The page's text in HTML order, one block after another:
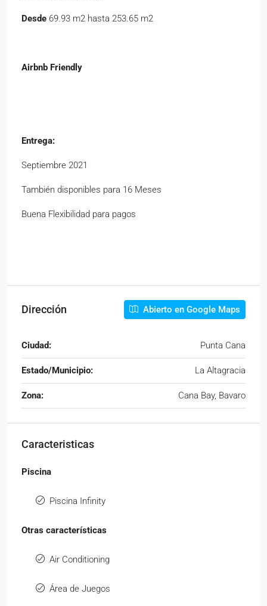
Desde 69.93 m2 hasta 253.65 m2
Airbnb Friendly
Entrega:
Septiembre 2021
También disponibles para 16 Meses
Buena Flexibilidad para pagos
Dirección Abierto en Google Maps
Ciudad: Punta Cana
Estado/Municipio: La Altagracia
Zona: Cana Bay, Bavaro
Caracteristicas
Piscina
Piscina Infinity
Otras características
Air Conditioning
Área de Juegos